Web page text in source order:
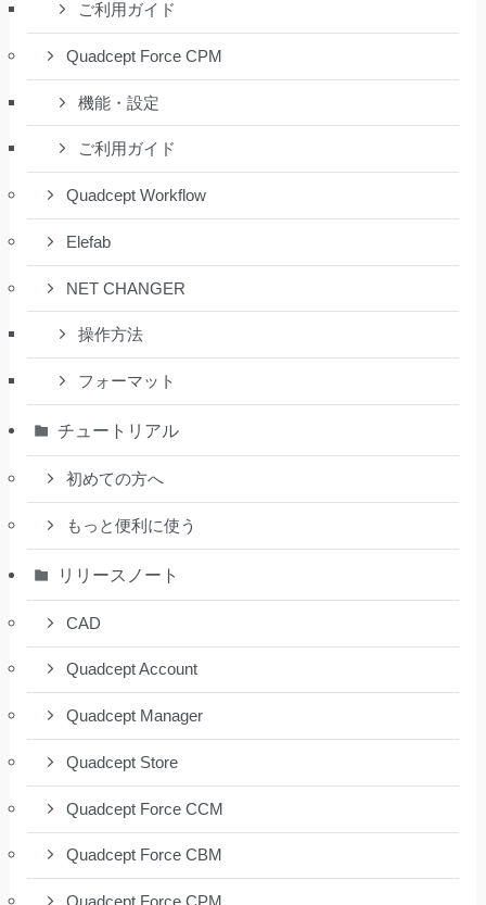
ご利用ガイド
Quadcept Force CPM
機能・設定
ご利用ガイド
Quadcept Workflow
Elefab
NET CHANGER
操作方法
フォーマット
チュートリアル
初めての方へ
もっと便利に使う
リリースノート
CAD
Quadcept Account
Quadcept Manager
Quadcept Store
Quadcept Force CCM
Quadcept Force CBM